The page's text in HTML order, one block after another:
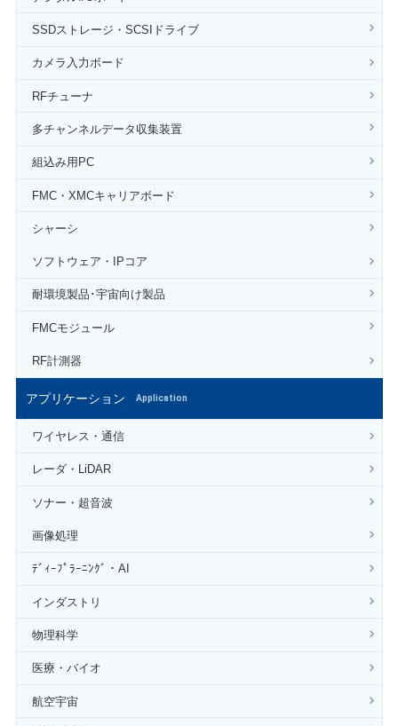
SSDストレージ・SCSIドライブ
カメラ入力ボード
RFチューナ
多チャンネルデータ収集装置
組込み用PC
FMC・XMCキャリアボード
シャーシ
ソフトウェア・IPコア
耐環境製品･宇宙向け製品
FMCモジュール
RF計測器
アプリケーション Application
ワイヤレス・通信
レーダ・LiDAR
ソナー・超音波
画像処理
ﾃﾞｨｰﾌﾟﾗｰﾆﾝｸﾞ・AI
インダストリ
物理科学
医療・バイオ
航空宇宙